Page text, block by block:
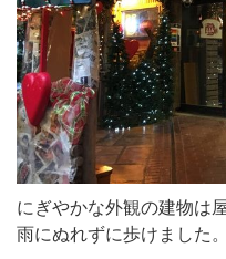
にぎやかな外観の建物は
雨にぬれずに歩けました。